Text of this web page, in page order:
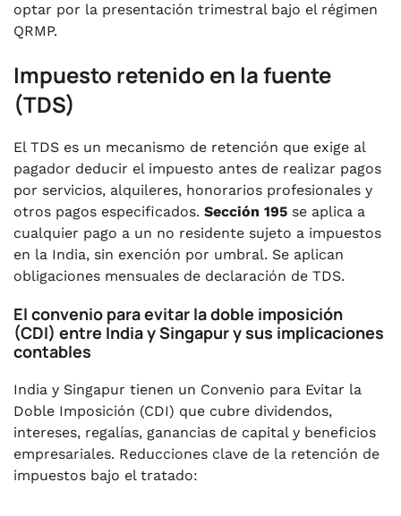
optar por la presentación trimestral bajo el régimen
QRMP.
Impuesto retenido en la fuente
(TDS)
El TDS es un mecanismo de retención que exige al
pagador deducir el impuesto antes de realizar pagos
por servicios, alquileres, honorarios profesionales y
otros pagos especificados. Sección 195 se aplica a
cualquier pago a un no residente sujeto a impuestos
en la India, sin exención por umbral. Se aplican
obligaciones mensuales de declaración de TDS.
El convenio para evitar la doble imposición
(CDI) entre India y Singapur y sus implicaciones
contables
India y Singapur tienen un Convenio para Evitar la
Doble Imposición (CDI) que cubre dividendos,
intereses, regalías, ganancias de capital y beneficios
empresariales. Reducciones clave de la retención de
impuestos bajo el tratado: